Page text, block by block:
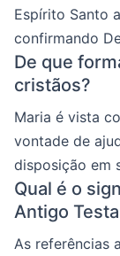
Espírito Santo
confirmando
De que
cristãos?
Maria é vista
vontade de
disposição em
Qual é o
Antigo
As referências